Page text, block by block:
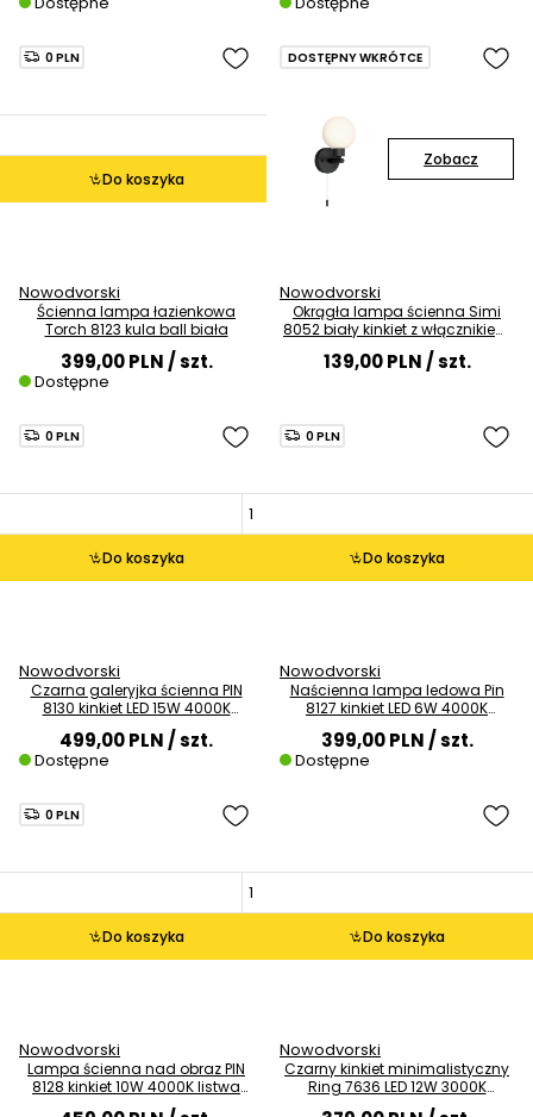
Do koszyka
0 PLN
Nowodvorski
Ścienna lampa łazienkowa
Torch 8123 kula ball biała
399,00 PLN/ szt.
Dostępne
Zobacz
DOSTĘPNY WKRÓTCE
Nowodvorski
Okrągła lampa ścienna Simi
8052 biały kinkiet z włącznikiem
139,00 PLN/ szt.
Do koszyka
0 PLN
Nowodvorski
Czarna galeryjka ścienna PIN
8130 kinkiet LED 15W 4000K
499,00 PLN/ szt.
Dostępne
Do koszyka
0 PLN
Nowodvorski
Naścienna lampa ledowa Pin
8127 kinkiet LED 6W 4000K
czarna listwa
399,00 PLN/ szt.
Dostępne
Do koszyka
0 PLN
Nowodvorski
Lampa ścienna nad obraz PIN
8128 kinkiet 10W 4000K listwa
Do koszyka
Nowodvorski
Czarny kinkiet minimalistyczny
Ring 7636 LED 12W 3000K
salonowy